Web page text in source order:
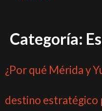
Categoría:
¿Por qué Mérida y
destino estratégico